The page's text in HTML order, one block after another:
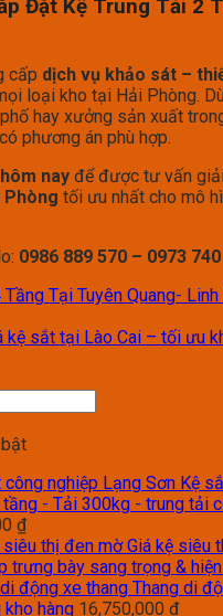
Đặt Kệ Trung Tải 2
cấp dịch vụ khảo sát –
loại kho tại Hải Phòng.
hay xưởng sản xuất
phương án phù hợp.
nay để được tư vấn
Phòng tối ưu nhất cho mô
0986 889 570 – 0973
Tầng Tại Tuyên Quang-
kệ sắt tại Lào Cai – tối ưu
Kệ
- Tải 300kg - trung tải
₫
Giá kệ siêu
trưng bày sang trọng &
Thang di
kho hàng 16,750,000 ₫